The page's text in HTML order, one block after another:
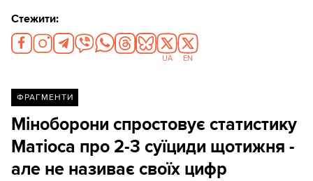
Стежити:
UA EN
ФРАГМЕНТИ
Міноборони спростовує статистику
Матіоса про 2-3 суїциди щотижня -
але не називає своїх цифр